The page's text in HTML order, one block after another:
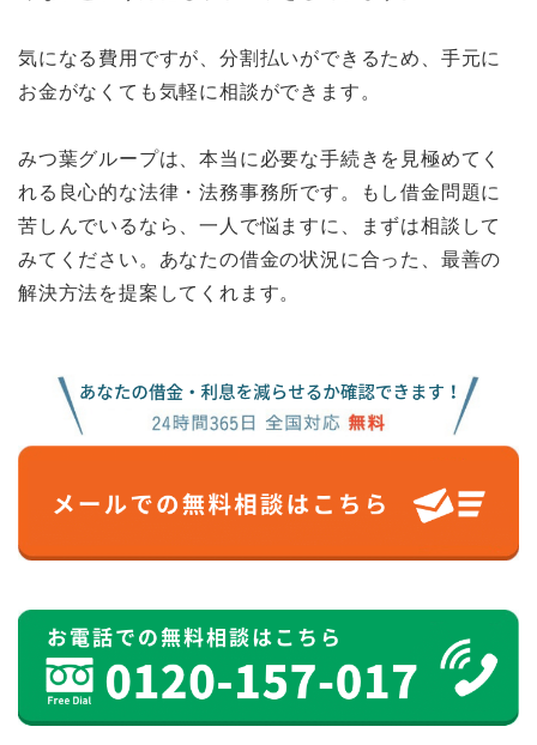
気になる費用ですが、分割払いができるため、手元に
お金がなくても気軽に相談ができます。
みつ葉グループは、本当に必要な手続きを見極めてく
れる良心的な法律・法務事務所です。もし借金問題に
苦しんでいるなら、一人で悩ますに、まずは相談して
みてください。あなたの借金の状況に合った、最善の
解決方法を提案してくれます。